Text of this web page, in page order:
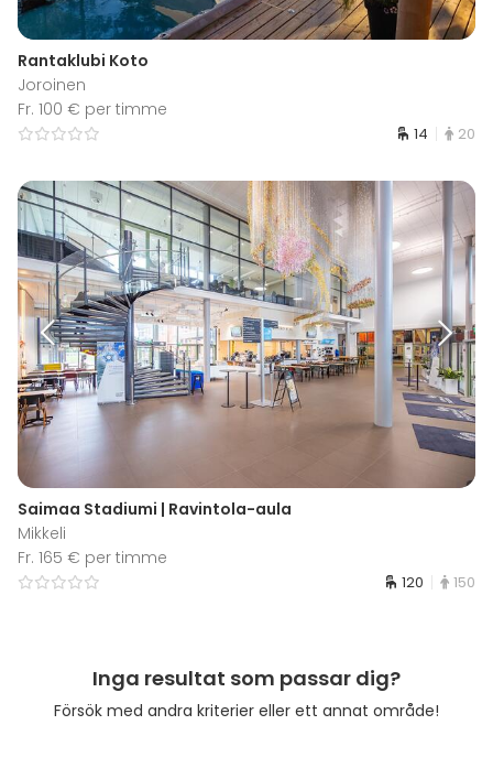
Rantaklubi Koto
Joroinen
Fr. 100 € per timme
14 20
Saimaa Stadiumi | Ravintola-aula
Mikkeli
Fr. 165 € per timme
120 150
Inga resultat som passar dig?
Försök med andra kriterier eller ett annat område!